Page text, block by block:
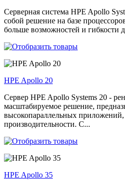
Серверная система HPE Apollo
собой решение на базе
больше возможностей и гибкости
HPE Apollo 20
Сервер HPE Apollo Systems 20 -
масштабируемое решение,
высокопараллельных
производительности. С...
HPE Apollo 35